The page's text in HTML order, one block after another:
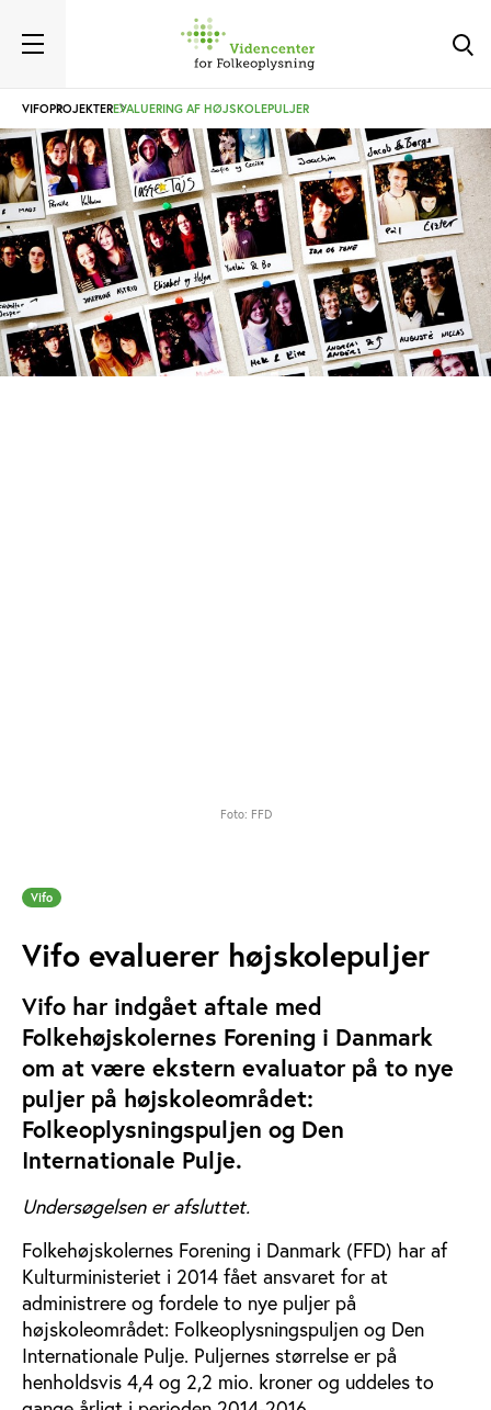
VIFOPROJEKTEREVALUERING AF HØJSKOLEPULJER
Foto: FFD
Vifo
Vifo evaluerer højskolepuljer
Vifo har indgået aftale med
Folkehøjskolernes Forening i Danmark
om at være ekstern evaluator på to nye
puljer på højskoleområdet:
Folkeoplysningspuljen og Den
Internationale Pulje.
Undersøgelsen er afsluttet.
Folkehøjskolernes Forening i Danmark (FFD) har af
Kulturministeriet i 2014 fået ansvaret for at
administrere og fordele to nye puljer på
højskoleområdet: Folkeoplysningspuljen og Den
Internationale Pulje. Puljernes størrelse er på
henholdsvis 4,4 og 2,2 mio. kroner og uddeles to